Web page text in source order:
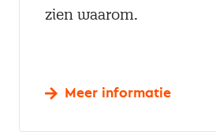
zien waarom.
Meer informatie